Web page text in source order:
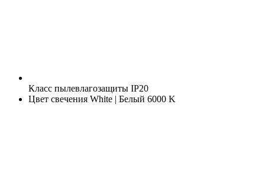
Класс пылевлагозащиты IP20
Цвет свечения White | Белый 6000 K